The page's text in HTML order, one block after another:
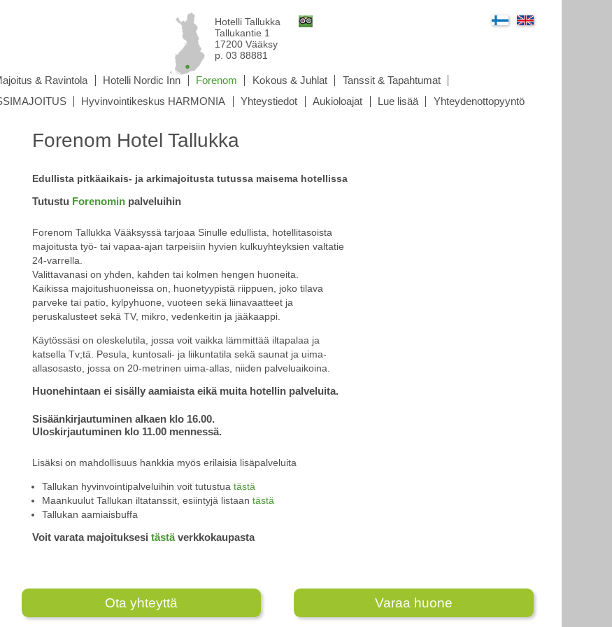
Hotelli Tallukka
Tallukantie 1
17200 Vääksy
p. 03 88881
& Ravintola Hotelli Nordic Inn Forenom Kokous & Juhlat
Tanssit & Tapahtumat
Hyvinvointikeskus HARMONIA Yhteystiedot Aukioloajat Lue lisää Yhteydenottopyyntö
Forenom Hotel Tallukka
Edullista pitkäaikais- ja arkimajoitusta tutussa maisema hotellissa
Tutustu Forenomin palveluihin
Forenom Tallukka Vääksyssä tarjoaa Sinulle edullista, hotellitasoista
majoitusta työ- tai vapaa-ajan tarpeisiin hyvien kulkuyhteyksien valtatie
24-varrella.
Valittavanasi on yhden, kahden tai kolmen hengen huoneita.
Kaikissa majoitushuoneissa on, huonetyypistä riippuen, joko tilava
parveke tai patio, kylpyhuone, vuoteen sekä liinavaatteet ja
peruskalusteet sekä TV, mikro, vedenkeitin ja jääkaappi.
Käytössäsi on oleskelutila, jossa voit vaikka lämmittää iltapalaa ja
katsella Tv;tä. Pesula, kuntosali- ja liikuntatila sekä saunat ja uima-
allasosasto, jossa on 20-metrinen uima-allas, niiden palveluaikoina.
Huonehintaan ei sisälly aamiaista eikä muita hotellin palveluita.
Sisäänkirjautuminen alkaen klo 16.00.
Uloskirjautuminen klo 11.00 mennessä.
Lisäksi on mahdollisuus hankkia myös erilaisia lisäpalveluita
Tallukan hyvinvointipalveluihin voit tutustuatästä
Maankuulut Tallukan iltatanssit, esiintyjä listaantästä
Tallukan aamiaisbuffa
Voit varata majoituksesitästäverkkokaupasta
Ota yhteyttä Varaa huone